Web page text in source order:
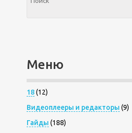
Меню
18(12)
Видеоплееры и редакторы (9)
Гайды (188)